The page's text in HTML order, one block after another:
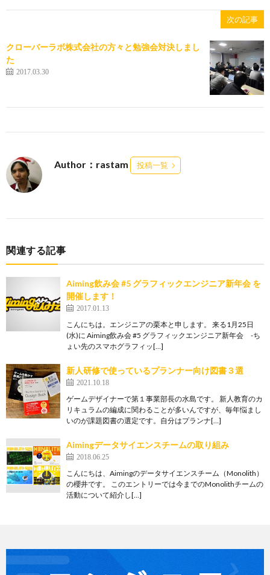
次の記事
クローバーラボ株式会社の方々と勉強会対決しまし
た
2017.03.30
Author：rastam 投稿一覧
関連する記事
Aiming飲み会 #5 グラフィックエンジニア新年会 を
開催します！
2017.01.13
こんにちは。エンジニアの栗本と申します。 来る1月25日
(水)に Aiming飲み会 #5 グラフィックエンジニア新年会 -ち
ょい先のスマホグラフィッ[…]
新人研修で使っているプランナー向け図書３選
2021.10.18
ゲームデザイナーで第１事業部長の水島です。 新人教育のカ
リキュラムの編成に関わることが多いんですが、毎年悩まし
いのが課題図書の選定です。自分はプランナ[…]
Aimingデータサイエンスチームの取り組み
2018.06.25
こんにちは、Aimingのデータサイエンスチーム（Monolith）
の櫻井です。 このエントリーでは今までのMonolithチームの
活動について紹介し[…]